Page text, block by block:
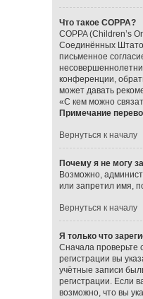
Что такое COPPA?
COPPA (Children’s
Соединённых
письменное
конференции,
может давать
«С кем можно
Примечание
Вернуться к началу
Почему я не могу
Возможно,
или запретил имя,
Вернуться к началу
Я только что
Сначала проверьте
регистрации вы
учётные записи
регистрации. Если
возможно, что вы